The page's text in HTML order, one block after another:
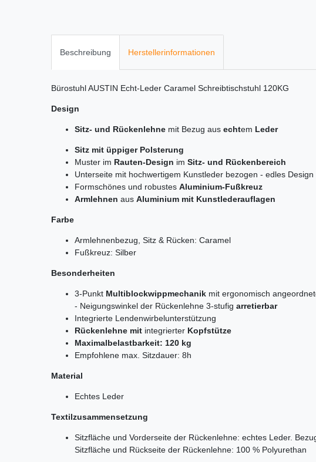
Beschreibung Herstellerinformationen
Bürostuhl AUSTIN Echt-Leder Caramel Schreibtischstuhl 120KG
Design
Sitz- und Rückenlehne mit Bezug aus echtem Leder
Sitz mit üppiger Polsterung
Muster im Rauten-Design im Sitz- und Rückenbereich
Unterseite mit hochwertigem Kunstleder bezogen - edles Design
Formschönes und robustes Aluminium-Fußkreuz
Armlehnen aus Aluminium mit Kunstlederauflagen
Farbe
Armlehnenbezug, Sitz & Rücken: Caramel
Fußkreuz: Silber
Besonderheiten
3-Punkt Multiblockwippmechanik mit ergonomisch
- Neigungswinkel der Rückenlehne 3-stufig arretierbar
Integrierte Lendenwirbelunterstützung
Rückenlehne mit integrierter Kopfstütze
Maximalbelastbarkeit: 120 kg
Empfohlene max. Sitzdauer: 8h
Material
Echtes Leder
Textilzusammensetzung
Sitzfläche und Vorderseite der Rückenlehne: echtes Leder.
Sitzfläche und Rückseite der Rückenlehne: 100 % Polyurethan